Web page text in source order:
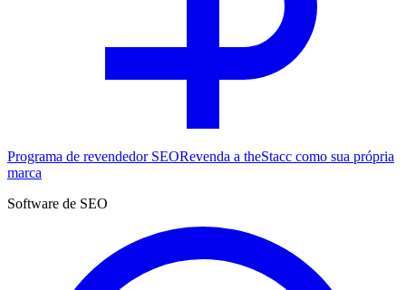
Programa de revendedor SEORevenda a theStacc como sua própria
marca
Software de SEO